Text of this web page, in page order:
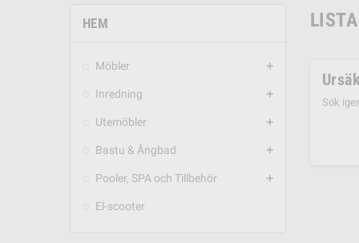
HEM
Möbler add
Inredning add
Utemöbler add
Bastu & Ångbad add
Pooler, SPA och Tillbehör add
El-scooter
Sök